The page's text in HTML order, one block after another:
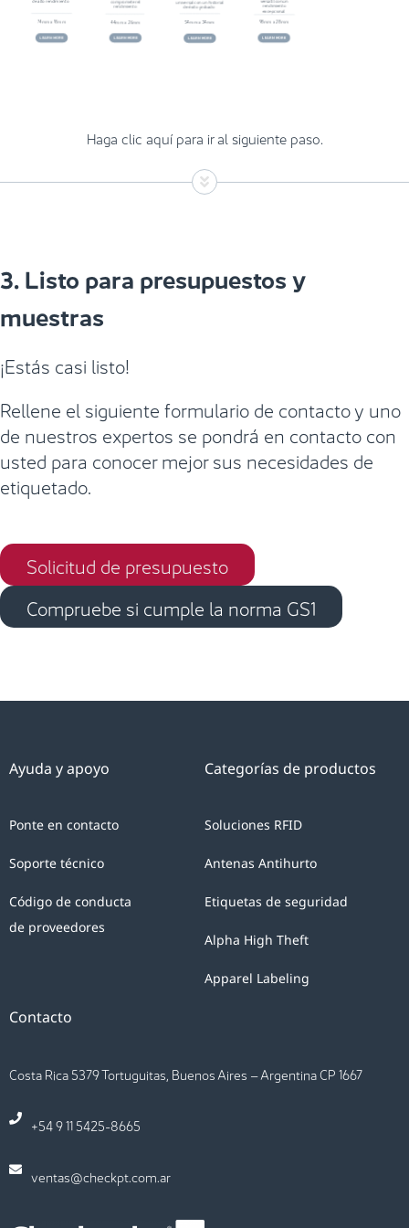
Haga clic aquí para ir al siguiente paso.
3. Listo para presupuestos y
muestras
¡Estás casi listo!
Rellene el siguiente formulario de contacto y uno
de nuestros expertos se pondrá en contacto con
usted para conocer mejor sus necesidades de
etiquetado.
Solicitud de presupuesto
Compruebe si cumple la norma GS1
Categorías de productos
Soluciones RFID
Antenas Antihurto
Etiquetas de seguridad
Alpha High Theft
Apparel Labeling
Ayuda y apoyo
Ponte en contacto
Soporte técnico
Código de conducta
de proveedores
Contacto
Costa Rica 5379 Tortuguitas, Buenos Aires – Argentina CP 1667
+54 9 11 5425-8665
ventas@checkpt.com.ar